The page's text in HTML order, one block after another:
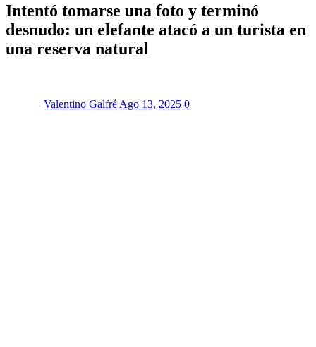
Intentó tomarse una foto y terminó
desnudo: un elefante atacó a un turista en
una reserva natural
Valentino Galfré Ago 13, 2025 0